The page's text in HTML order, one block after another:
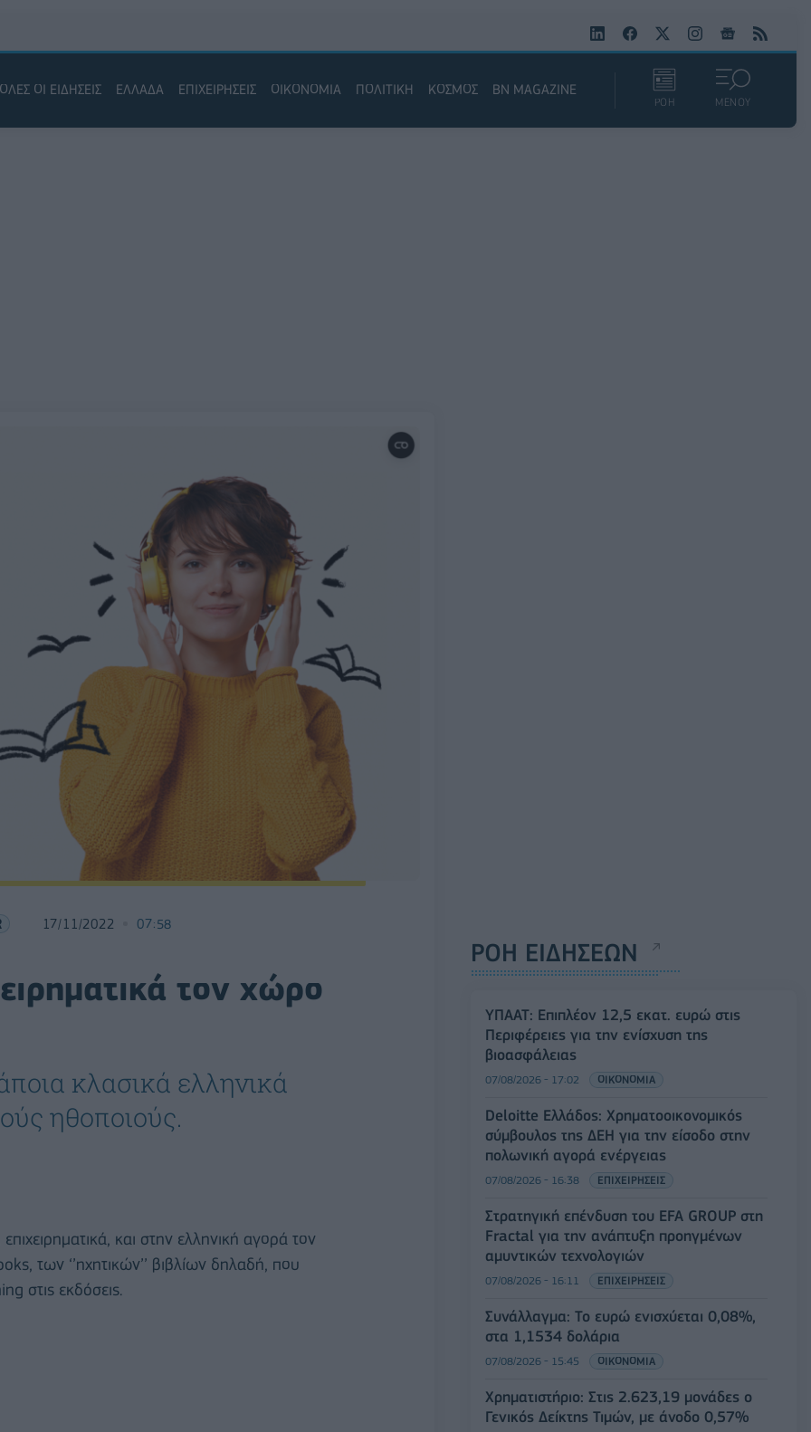
ΟΛΕΣ ΟΙ ΕΙΔΗΣΕΙΣ ΕΛΛΑΔΑ ΕΠΙΧΕΙΡΗΣΕΙΣ ΟΙΚΟΝΟΜΙΑ ΠΟΛΙΤΙΚΗ ΚΟΣΜΟΣ BN MAGAZINE
ΡΟΗ ΜΕΝΟΥ
17/11/2022 07:58
τον χώρο
κλασικά ελληνικά
ηθοποιούς.
επιχειρηματικά, και στην ελληνική αγορά τον
των ‘’ηχητικών’’ βιβλίων δηλαδή, που
στις εκδόσεις.
ΡΟΗ ΕΙΔΗΣΕΩΝ
ΥΠΑΑΤ: Επιπλέον 12,5 εκατ. ευρώ στις
Περιφέρειες για την ενίσχυση της
βιοασφάλειας
07/08/2026 - 17:02 ΟΙΚΟΝΟΜΙΑ
Deloitte Ελλάδος: Χρηματοοικονομικός
σύμβουλος της ΔΕΗ για την είσοδο στην
πολωνική αγορά ενέργειας
07/08/2026 - 16:38 ΕΠΙΧΕΙΡΗΣΕΙΣ
Στρατηγική επένδυση του EFA GROUP στη
Fractal για την ανάπτυξη προηγμένων
αμυντικών τεχνολογιών
07/08/2026 - 16:11 ΕΠΙΧΕΙΡΗΣΕΙΣ
Συνάλλαγμα: Το ευρώ ενισχύεται 0,08%,
στα 1,1534 δολάρια
07/08/2026 - 15:45 ΟΙΚΟΝΟΜΙΑ
Χρηματιστήριο: Στις 2.623,19 μονάδες ο
Γενικός Δείκτης Τιμών, με άνοδο 0,57%